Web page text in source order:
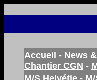
Accueil - News
Chantier CGN -